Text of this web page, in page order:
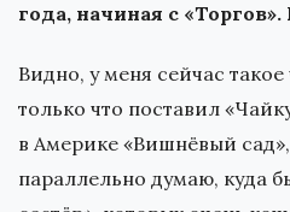
года, начиная с
Видно, у меня сейчас
только что поставил
в Америке «Вишнёвый
параллельно думаю, куда